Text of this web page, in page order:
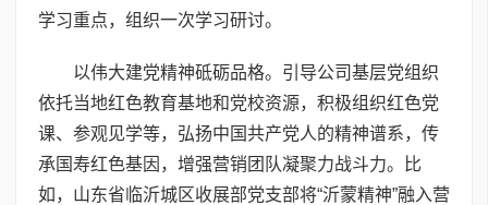
学习重点，组织一次学习研讨。
以伟大建党精神砥砺品格。引导公司基层党组织
依托当地红色教育基地和党校资源，积极组织红色党
课、参观见学等，弘扬中国共产党人的精神谱系，传
承国寿红色基因，增强营销团队凝聚力战斗力。比
如，山东省临沂城区收展部党支部将“沂蒙精神”融入营